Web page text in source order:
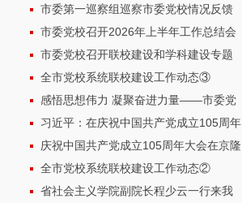
市委第一巡察组巡察市委党校情况反馈
市委党校召开2026年上半年工作总结会
市委党校召开联校建设和学科建设专题
全市党校系统联校建设工作动态③
感悟思想伟力 凝聚奋进力量——市委党
习近平：在庆祝中国共产党成立105周年
庆祝中国共产党成立105周年大会在京隆
全市党校系统联校建设工作动态②
省社会主义学院副院长程少云一行来我